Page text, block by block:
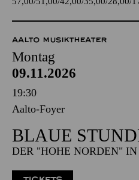
57,00 51,00 42,00 35,00
AALTO MUSIKTHEATER
Montag
09.11.2026
19:30
Aalto-Foyer
BLAUE STUNDE